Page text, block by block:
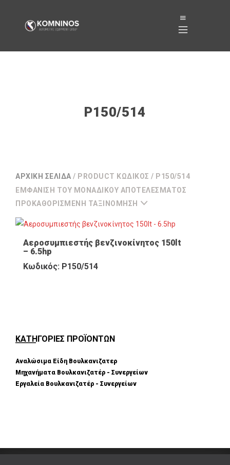
P150/514
ΑΡΧΙΚΉ ΣΕΛΊΔΑ / PRODUCT ΚΩΔΙΚΌΣ / P150/514
ΕΜΦΆΝΙΣΗ ΤΟΥ ΜΟΝΑΔΙΚΟΎ ΑΠΟΤΕΛΈΣΜΑΤΟΣ
ΠΡΟΚΑΘΟΡΙΣΜΈΝΗ ΤΑΞΙΝΌΜΗΣΗ
Αεροσυμπιεστής βενζινοκίνητος 150lt
– 6.5hp
Κωδικός: P150/514
ΚΑΤΗΓΟΡΙΕΣ ΠΡΟΪΟΝΤΩΝ
Αναλώσιμα Είδη Βουλκανιζατερ
Μηχανήματα Βουλκανιζατέρ - Συνεργείων
Εργαλεία Βουλκανιζατέρ - Συνεργείων